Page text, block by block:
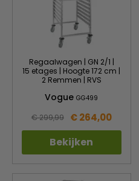
Regaalwagen | GN 2/1 |
15 etages | Hoogte 172 cm |
2 Remmen | RVS
VogueGG499
€ 299,99 € 264,00
Bekijken